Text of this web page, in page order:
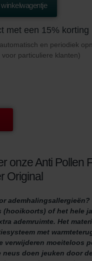
met een 15% korting
en periodiek
particuliere klanten)
onze Anti Pollen
Original
ademhalingsallergieën?
of het hele
ademruimte. Het
met
verwijderen moeiteloos
neus doen jeuken door